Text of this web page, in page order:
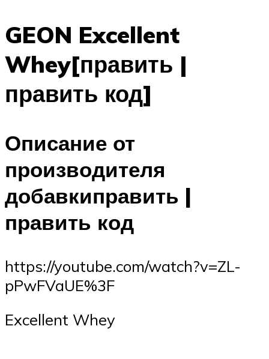
GEON Excellent
Whey[править |
править код]
Описание от
производителя
добавкиправить |
править код
https://youtube.com/watch?v=ZL-
pPwFVaUE%3F
Excellent Whey